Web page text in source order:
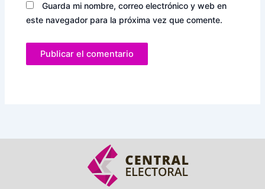
Guarda mi nombre, correo electrónico y web en
este navegador para la próxima vez que comente.